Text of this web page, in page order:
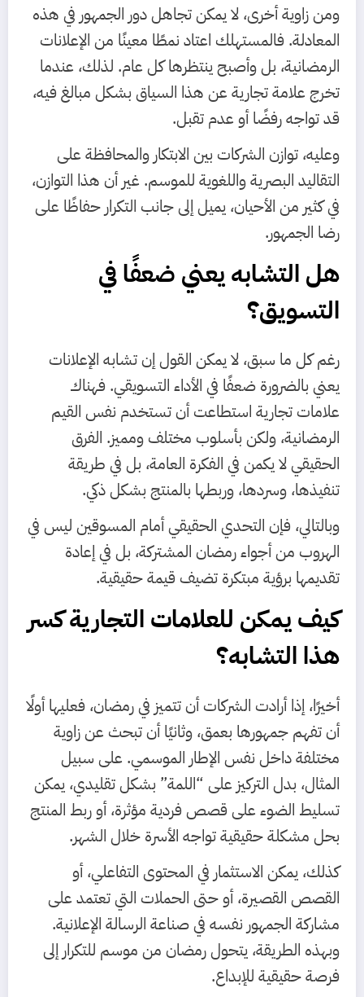
ومن زاوية أخرى، لا يمكن تجاهل دور الجمهور في هذه
المعادلة. فالمستهلك اعتاد نمطًا معينًا من الإعلانات
الرمضانية، بل وأصبح ينتظرها كل عام. لذلك، عندما
تخرج علامة تجارية عن هذا السياق بشكل مبالغ فيه،
قد تواجه رفضًا أو عدم تقبل.
وعليه، توازن الشركات بين الابتكار والمحافظة على
التقاليد البصرية واللغوية للموسم. غير أن هذا التوازن،
في كثير من الأحيان، يميل إلى جانب التكرار حفاظًا على
رضا الجمهور.
هل التشابه يعني ضعفًا في
التسويق؟
رغم كل ما سبق، لا يمكن القول إن تشابه الإعلانات
يعني بالضرورة ضعفًا في الأداء التسويقي. فهناك
علامات تجارية استطاعت أن تستخدم نفس القيم
الرمضانية، ولكن بأسلوب مختلف ومميز. الفرق
الحقيقي لا يكمن في الفكرة العامة، بل في طريقة
تنفيذها، وسردها، وربطها بالمنتج بشكل ذكي.
وبالتالي، فإن التحدي الحقيقي أمام المسوقين ليس في
الهروب من أجواء رمضان المشتركة، بل في إعادة
تقديمها برؤية مبتكرة تضيف قيمة حقيقية.
كيف يمكن للعلامات التجارية كسر
هذا التشابه؟
أخيرًا، إذا أرادت الشركات أن تتميز في رمضان، فعليها أولًا
أن تفهم جمهورها بعمق، وثانيًا أن تبحث عن زاوية
مختلفة داخل نفس الإطار الموسمي. على سبيل
المثال، بدل التركيز على “اللمة” بشكل تقليدي، يمكن
تسليط الضوء على قصص فردية مؤثرة، أو ربط المنتج
بحل مشكلة حقيقية تواجه الأسرة خلال الشهر.
كذلك، يمكن الاستثمار في المحتوى التفاعلي، أو
القصص القصيرة، أو حتى الحملات التي تعتمد على
مشاركة الجمهور نفسه في صناعة الرسالة الإعلانية.
وبهذه الطريقة، يتحول رمضان من موسم للتكرار إلى
فرصة حقيقية للإبداع.